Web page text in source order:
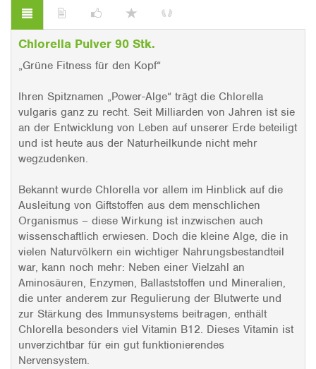
Chlorella Pulver 90 Stk.
„Grüne Fitness für den Kopf“
Ihren Spitznamen „Power-Alge“ trägt die Chlorella
vulgaris ganz zu recht. Seit Milliarden von Jahren ist sie
an der Entwicklung von Leben auf unserer Erde beteiligt
und ist heute aus der Naturheilkunde nicht mehr
wegzudenken.
Bekannt wurde Chlorella vor allem im Hinblick auf die
Ausleitung von Giftstoffen aus dem menschlichen
Organismus – diese Wirkung ist inzwischen auch
wissenschaftlich erwiesen. Doch die kleine Alge, die in
vielen Naturvölkern ein wichtiger Nahrungsbestandteil
war, kann noch mehr: Neben einer Vielzahl an
Aminosäuren, Enzymen, Ballaststoffen und Mineralien,
die unter anderem zur Regulierung der Blutwerte und
zur Stärkung des Immunsystems beitragen, enthält
Chlorella besonders viel Vitamin B12. Dieses Vitamin ist
unverzichtbar für ein gut funktionierendes
Nervensystem.